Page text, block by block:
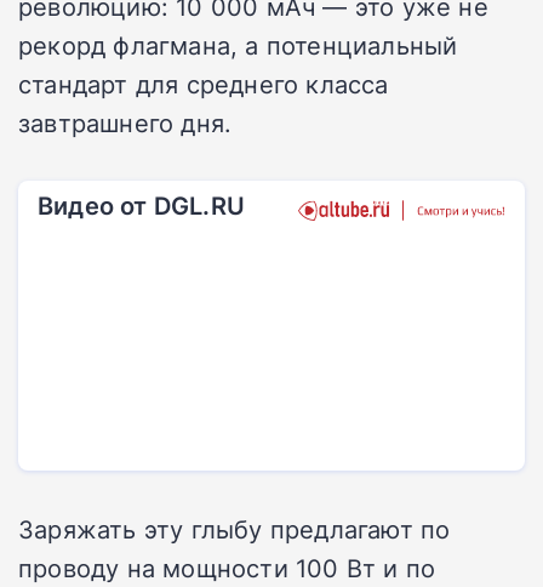
рекорд флагмана, а потенциальный
стандарт для среднего класса
завтрашнего дня.
Видео от DGL.RU
Заряжать эту глыбу предлагают по
проводу на мощности 100 Вт и по